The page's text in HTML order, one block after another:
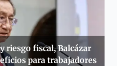
riesgo fiscal, Balcázar
para trabajadores